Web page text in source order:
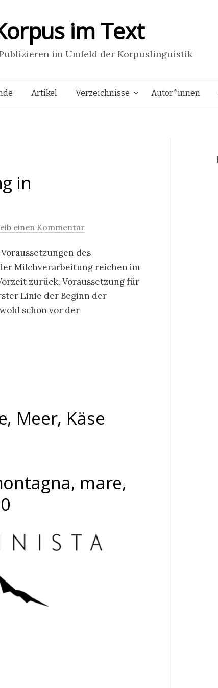
im Text
im Umfeld der Korpuslinguistik
Springe
Artikel Verzeichnisse Autor*innen
in
einen Kommentar
des
Milchverarbeitung reichen im
zurück. Voraussetzung für
Linie der Beginn der
schon vor der
Meer, Käse
mare,